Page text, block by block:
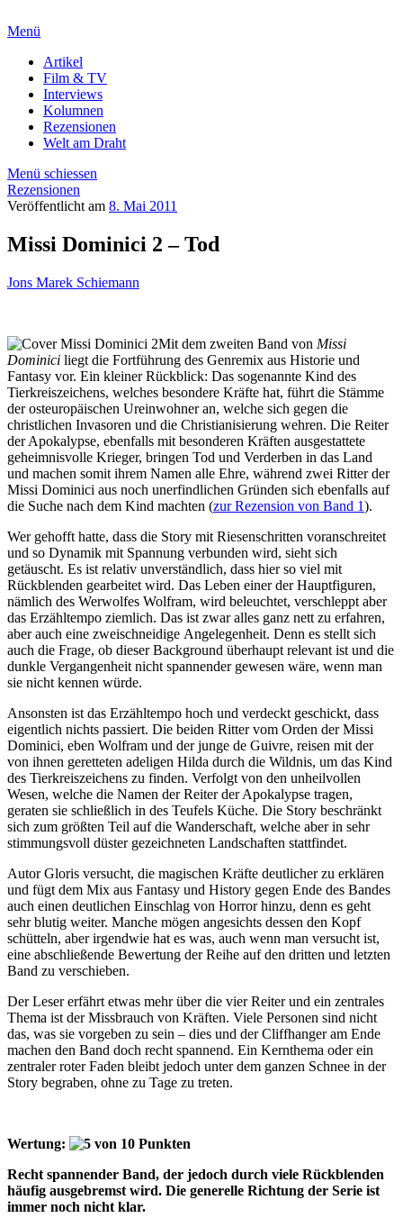
Menü
Artikel
Film & TV
Interviews
Kolumnen
Rezensionen
Welt am Draht
Menü schiessen
Rezensionen
Veröffentlicht am 8. Mai 2011
Missi Dominici 2 – Tod
Jons Marek Schiemann
Mit dem zweiten Band von Missi
Dominici liegt die Fortführung des Genremix aus Historie und
Fantasy vor. Ein kleiner Rückblick: Das sogenannte Kind des
Tierkreiszeichens, welches besondere Kräfte hat, führt die Stämme
der osteuropäischen Ureinwohner an, welche sich gegen die
christlichen Invasoren und die Christianisierung wehren. Die Reiter
der Apokalypse, ebenfalls mit besonderen Kräften ausgestattete
geheimnisvolle Krieger, bringen Tod und Verderben in das Land
und machen somit ihrem Namen alle Ehre, während zwei Ritter der
Missi Dominici aus noch unerfindlichen Gründen sich ebenfalls auf
die Suche nach dem Kind machten (zur Rezension von Band 1).
Wer gehofft hatte, dass die Story mit Riesenschritten voranschreitet
und so Dynamik mit Spannung verbunden wird, sieht sich
getäuscht. Es ist relativ unverständlich, dass hier so viel mit
Rückblenden gearbeitet wird. Das Leben einer der Hauptfiguren,
nämlich des Werwolfes Wolfram, wird beleuchtet, verschleppt aber
das Erzähltempo ziemlich. Das ist zwar alles ganz nett zu erfahren,
aber auch eine zweischneidige Angelegenheit. Denn es stellt sich
auch die Frage, ob dieser Background überhaupt relevant ist und die
dunkle Vergangenheit nicht spannender gewesen wäre, wenn man
sie nicht kennen würde.
Ansonsten ist das Erzähltempo hoch und verdeckt geschickt, dass
eigentlich nichts passiert. Die beiden Ritter vom Orden der Missi
Dominici, eben Wolfram und der junge de Guivre, reisen mit der
von ihnen geretteten adeligen Hilda durch die Wildnis, um das Kind
des Tierkreiszeichens zu finden. Verfolgt von den unheilvollen
Wesen, welche die Namen der Reiter der Apokalypse tragen,
geraten sie schließlich in des Teufels Küche. Die Story beschränkt
sich zum größten Teil auf die Wanderschaft, welche aber in sehr
stimmungsvoll düster gezeichneten Landschaften stattfindet.
Autor Gloris versucht, die magischen Kräfte deutlicher zu erklären
und fügt dem Mix aus Fantasy und History gegen Ende des Bandes
auch einen deutlichen Einschlag von Horror hinzu, denn es geht
sehr blutig weiter. Manche mögen angesichts dessen den Kopf
schütteln, aber irgendwie hat es was, auch wenn man versucht ist,
eine abschließende Bewertung der Reihe auf den dritten und letzten
Band zu verschieben.
Der Leser erfährt etwas mehr über die vier Reiter und ein zentrales
Thema ist der Missbrauch von Kräften. Viele Personen sind nicht
das, was sie vorgeben zu sein – dies und der Cliffhanger am Ende
machen den Band doch recht spannend. Ein Kernthema oder ein
zentraler roter Faden bleibt jedoch unter dem ganzen Schnee in der
Story begraben, ohne zu Tage zu treten.
Wertung:
Recht spannender Band, der jedoch durch viele Rückblenden
häufig ausgebremst wird. Die generelle Richtung der Serie ist
immer noch nicht klar.